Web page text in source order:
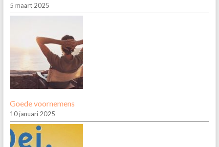
5 maart 2025
Goede voornemens
10 januari 2025